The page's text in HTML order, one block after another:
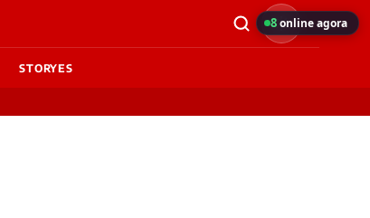
STORYES
8online agora